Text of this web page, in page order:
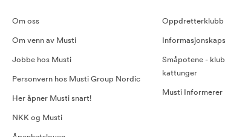
Om oss
Om venn av Musti
Jobbe hos Musti
Personvern hos Musti Group Nordic
Her åpner Musti snart!
NKK og Musti
Oppdretterklubb
Småpotene -
kattunger
Musti Informerer